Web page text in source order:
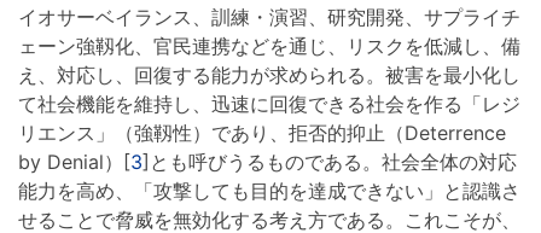
イオサーベイランス、訓練・演習、研究開発、サプライチ
ェーン強靱化、官民連携などを通じ、リスクを低減し、備
え、対応し、回復する能力が求められる。被害を最小化し
て社会機能を維持し、迅速に回復できる社会を作る「レジ
リエンス」（強靱性）であり、拒否的抑止（Deterrence
by Denial）[3]とも呼びうるものである。社会全体の対応
能力を高め、「攻撃しても目的を達成できない」と認識さ
せることで脅威を無効化する考え方である。これこそが、